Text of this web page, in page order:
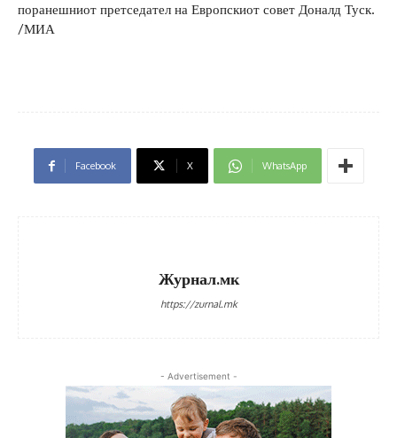
поранешниот претседател на Европскиот совет Доналд Туск.
/МИА
Facebook X WhatsApp
Журнал.мк
https://zurnal.mk
- Advertisement -